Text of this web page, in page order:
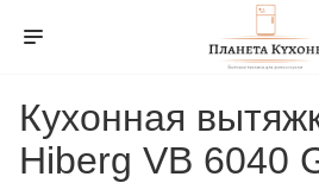
Кухонная
Hiberg VB 6040